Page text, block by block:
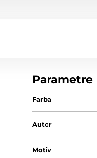
Parametre
Farba
Autor
Motiv